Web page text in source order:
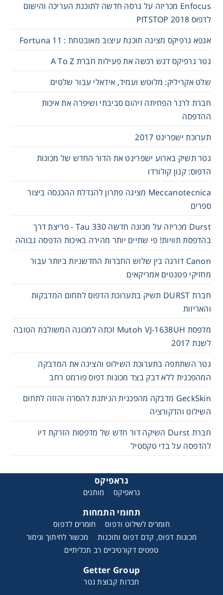
Enfocus מכריזה על גרסה חדשה לתוכנת העריכה והישום
לדפוס 2018 PITSTOP
אגפא גרפיקס מציגה תוכנת עיצוב מאובטחת : Fortuna 11
גטר גרפיקס דגש רכשה את פעילות חברת A To Z
שלט אקריליק: מלוטש ועמיד, אידאלי עבור שלטים
חברת לרנר הפחיתה זיהום סביבתי ושיפרה את איכות
ההדפסה
תערוכת ישפרינט 2017
גטר תשיק בארוע ישפרינט את הדור החדש של מכונות
הדפוס: קנון קולורדו
Meccanotecnica מציגה פתרון להגדלת ההכנסה ביצור
ספרים
Durst מכריזה על מכונה חדשה Tau 330 - פריצת דרך
בהדפסת תוויות! פי שתיים יותר מהירה באיכות הדפסה גבוהה
Canon דורגה בין שלוש החברות החדשניות ביותר עבור
מחזיקי פטנטים אמריקאים
חברת DURST תשיק בתערוכת הדפוס לתחום המדבקות
והאריזות
מדפסת Mutoh VJ-1638UH זכתה למכונה המשולבת הטובה
לשנת 2017
גטר השתתפה בתערוכת השילוט והציגה את המדבקה
המהפכנית ללא דבק בצד מכונות דפוס פורמט רחב
GeckSkin מדבקה מהפכנית הניתנת להסרה והזזה לתחום
השילוט והדקורציה
חברת Durst השיקה דור חדש של מדפסות הזרקת דיו
להדפסה על בדי טקסטיל
גראפיקס
גראפיקס מותגים
תחומי התמחות
חומרים לשילוט ודפוס
חומרים לדפוס
מכונות דפוס, קדם דפוס ותוכנות
מכשור לחיתוך וגימור
טפטים דקורטיביים רב תכליתיים
Getter Group
חברות קבוצת גטר